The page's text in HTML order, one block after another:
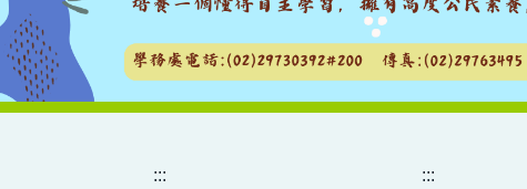
::: :::